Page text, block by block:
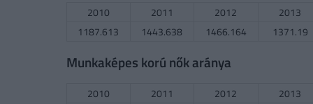
2010 2011 2012 2013
1187.613
1443.638 1466.164 1371.19
Munkaképes korú nők aránya
2010 2011 2012 2013